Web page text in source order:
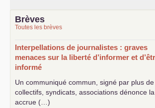
Brèves
Toutes les brèves
Interpellations de journalistes : graves
menaces sur la liberté d’informer et
informé
Un communiqué commun, signé par plus
collectifs, syndicats, associations dénonce
accrue (…)